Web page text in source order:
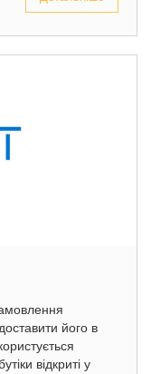
його в
відкриті у